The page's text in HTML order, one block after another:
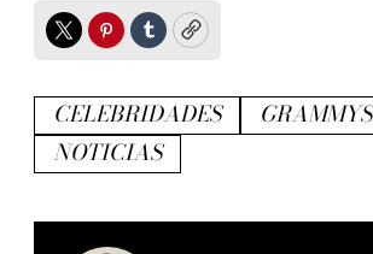
TwitterPinterest
TumblrCopy
CELEBRIDADES
GRAMMYS
NOTICIAS